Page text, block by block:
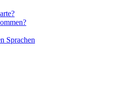
Sprachen